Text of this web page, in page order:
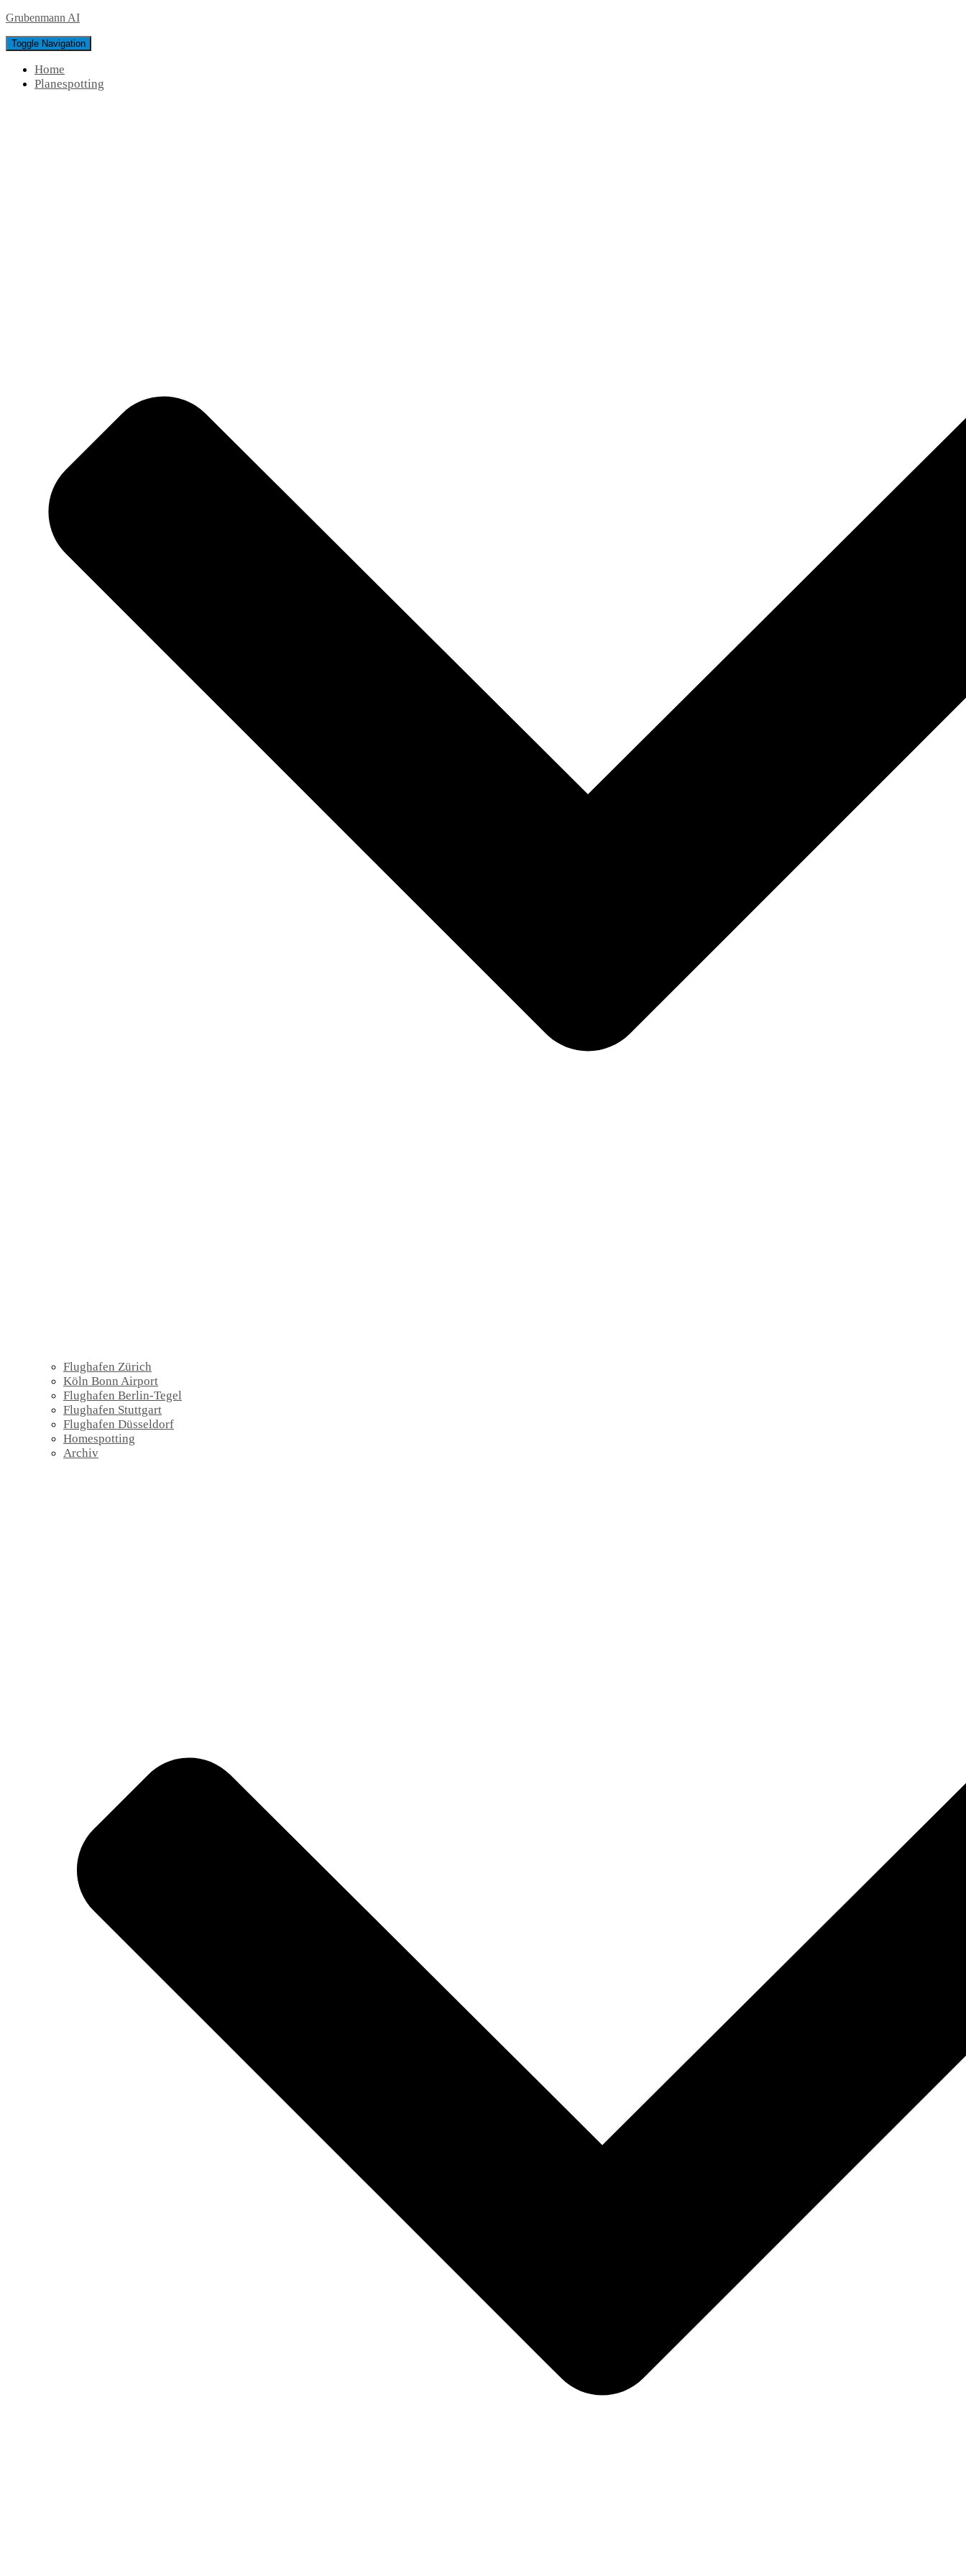
Grubenmann AI
Toggle Navigation
Home
Planespotting
Flughafen Zürich
Köln Bonn Airport
Flughafen Berlin-Tegel
Flughafen Stuttgart
Flughafen Düsseldorf
Homespotting
Archiv